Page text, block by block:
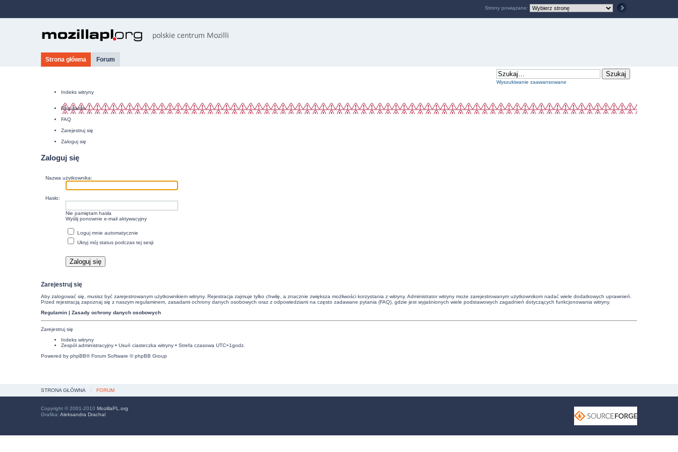
Strona główna Forum
Wyszukiwanie zaawansowane
Indeks witryny
Regulamin
FAQ
Zarejestruj się
Zaloguj się
Zaloguj się
Nazwa użytkownika:
Hasło:
Nie pamiętam hasła
Wyślij ponownie e-mail aktywacyjny
Loguj mnie automatycznie
Ukryj mój status podczas tej sesji
Zarejestruj się
Aby zalogować się, musisz być zarejestrowanym użytkownikiem witryny. Rejestracja zajmuje tylko chwilę, a znacznie zwiększa możliwości korzystania z witryny. Administrator witryny może zarejestrowanym użytkownikom nadać wiele dodatkowych uprawnień.
Przed rejestracją zapoznaj się z naszym regulaminem, zasadami ochrony danych osobowych oraz z odpowiedziami na często zadawane pytania (FAQ), gdzie jest wyjaśnionych wiele podstawowych zagadnień dotyczących funkcjonowania witryny.
Regulamin| Zasady ochrony danych osobowych
Zarejestruj się
Indeks witryny
Zespół administracyjny• Usuń ciasteczka witryny• Strefa czasowa UTC+1godz.
Powered by phpBB® Forum Software © phpBB Group
Strony powiązane:
STRONA GŁÓWNA FORUM
Copyright © 2001-2010 MozillaPL.org
Grafika: Aleksandra Drachal